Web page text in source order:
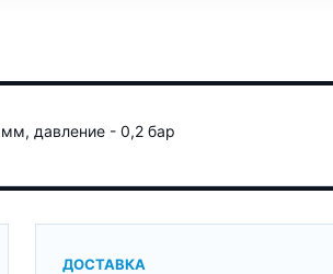
давление - 0,2 бар
ДОСТАВКА